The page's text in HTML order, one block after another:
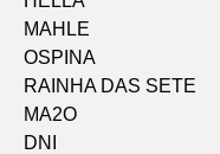
MAHLE
OSPINA
RAINHA DAS SETE
MA2O
DNI